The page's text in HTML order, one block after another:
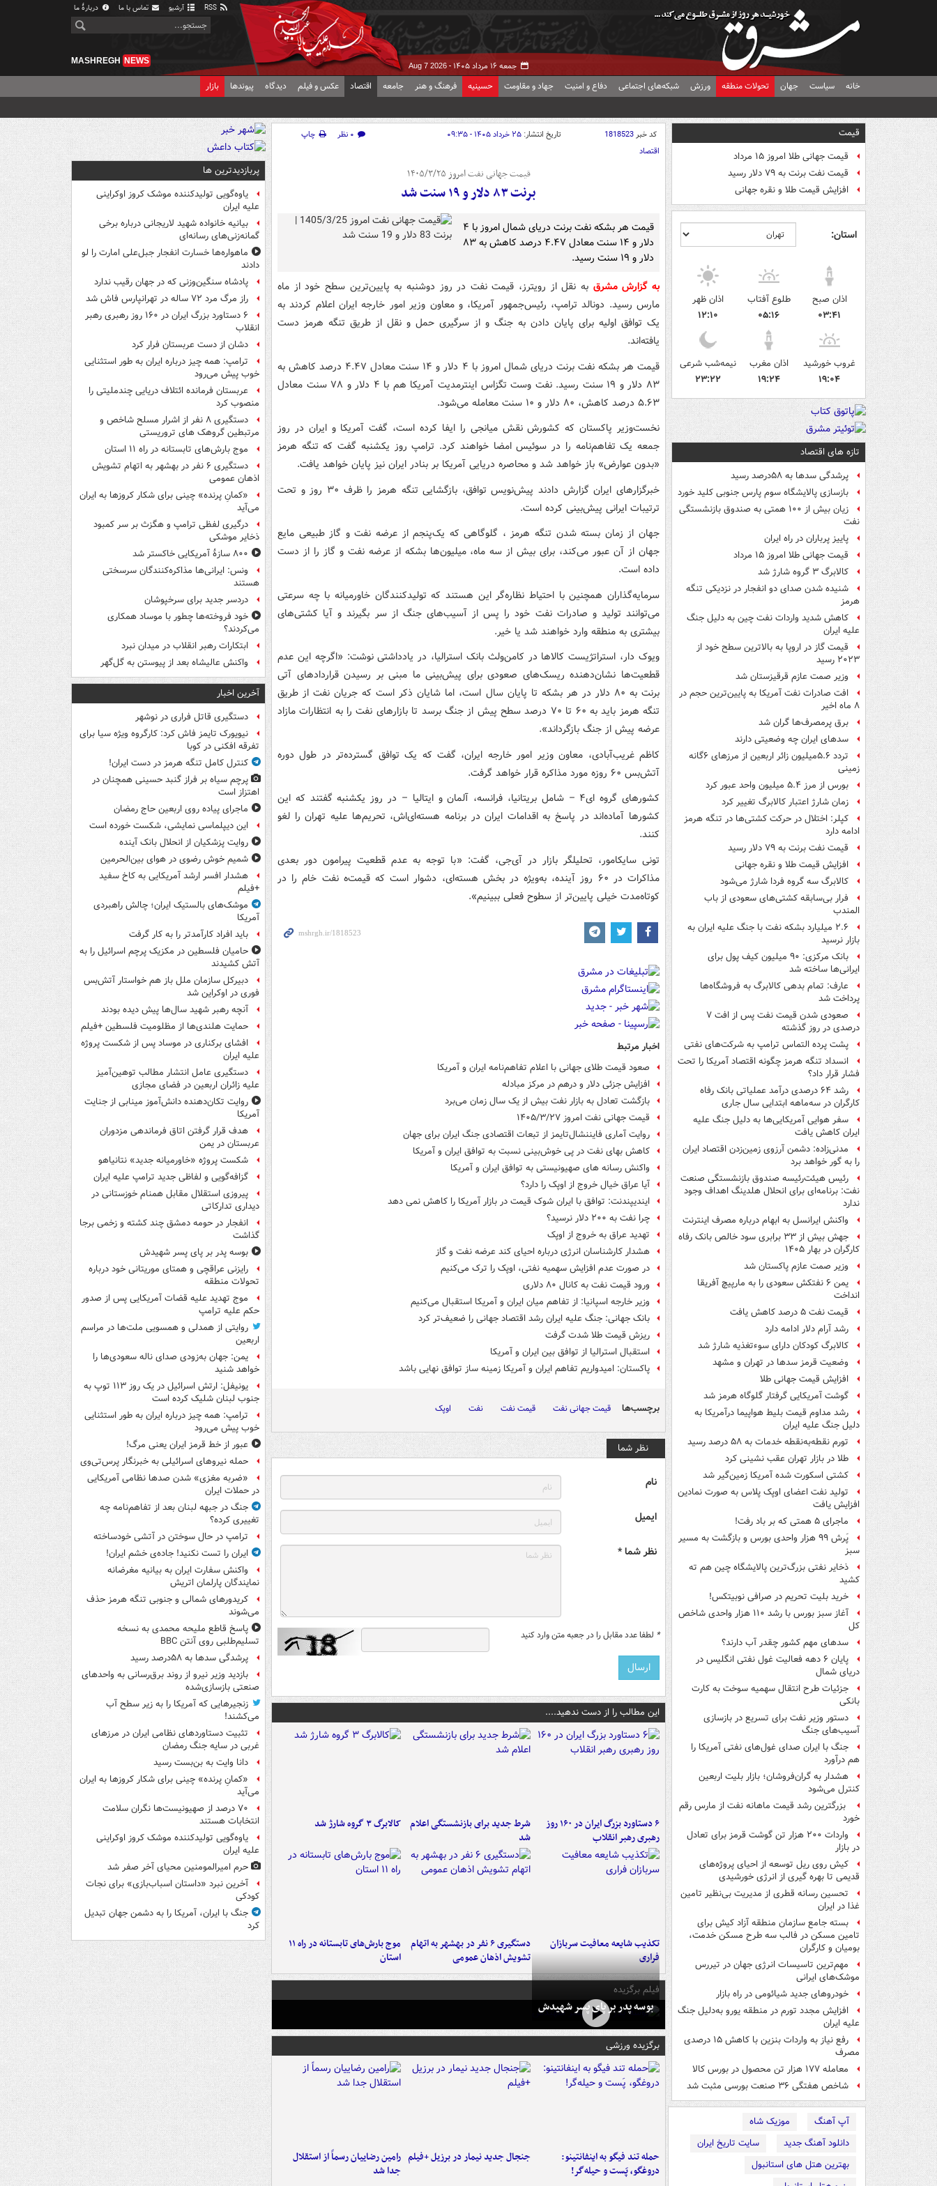
آرشیو تماس با ما دربارهٔ ما
جمعه ۱۶ مرداد ۱۴۰۵ - Aug 7 2026
MASHREGH NEWS
خانه سیاست جهان تحولات منطقه ورزش شبکه‌های اجتماعی دفاع و امنیت جهاد و مقاومت حسینیه فرهنگ و هنر جامعه اقتصاد عکس و فیلم دیدگاه پیوندها بازار
قیمت
قیمت جهانی طلا امروز ۱۵ مرداد
قیمت نفت برنت به ۷۹ دلار رسید
افزایش قیمت طلا و نقره جهانی
استان:
اذان صبح
۰۳:۴۱
طلوع آفتاب
۰۵:۱۶
اذان ظهر
۱۲:۱۰
غروب خورشید
۱۹:۰۴
اذان مغرب
۱۹:۲۴
نیمه‌شب شرعی
۲۳:۲۲
تازه های اقتصاد
پرشدگی سدها به ۵۸درصد رسید
بازسازی پالایشگاه سوم پارس جنوبی کلید خورد
زیان بیش از ۱۰۰ همتی به صندوق‌ بازنشستگی
نفت
پاییز پرباران در راه ایران
قیمت جهانی طلا امروز ۱۵ مرداد
کالابرگ ۳ گروه شارژ شد
شنیده شدن صدای دو انفجار در نزدیکی تنگه
هرمز
کاهش شدید واردات نفت چین به دلیل جنگ
علیه ایران
قیمت گاز در اروپا به بالاترین سطح خود از
۲۰۲۳ رسید
وزیر صمت عازم قرقیزستان شد
افت صادرات نفت آمریکا به پایین‌ترین حجم در
۸ ماه اخیر
برق پرمصرف‌ها گران شد
سدهای ایران چه وضعیتی دارند
تردد ۵.۶میلیون زائر اربعین از مرزهای ۶گانه
زمینی
بورس از مرز ۵.۴ میلیون واحد عبور کرد
زمان شارژ اعتبار کالابرگ تغییر کرد
کپلر: اختلال در حرکت کشتی‌ها در تنگه هرمز
ادامه دارد
قیمت نفت برنت به ۷۹ دلار رسید
افزایش قیمت طلا و نقره جهانی
کالابرگ سه گروه فردا شارژ می‌شود
فرار بی‌سابقه کشتی‌های سعودی از باب
المندب
۲.۶ میلیارد بشکه نفت با جنگ علیه ایران به
بازار نرسید
بانک مرکزی: ۹۰ میلیون کیف پول برای
ایرانی‌ها ساخته شد
عارف: تمام بدهی کالابرگ به فروشگاه‌ها
پرداخت شد
صعودی شدن قیمت نفت پس از افت ۷
درصدی در روز گذشته
پشت پرده التماس ترامپ به شرکت‌های نفتی
انسداد تنگه هرمز چگونه اقتصاد آمریکا را تحت
فشار قرار داد؟
رشد ۶۴ درصدی درآمد عملیاتی بانک رفاه
کارگران در سه‌ماهه ابتدایی سال جاری
سفر هوایی آمریکایی‌ها به دلیل جنگ علیه
ایران کاهش یافت
مدنی‌زاده: دشمن آرزوی زمین‌زدن اقتصاد ایران
را به گور خواهد برد
رئیس هیئت‌رئیسه صندوق بازنشستگی صنعت
نفت: برنامه‌ای برای انحلال هلدینگ اهداف وجود
ندارد
واکنش ایرانسل به ابهام درباره مصرف اینترنت
جهش بیش از ۳۳ برابری سود خالص بانک رفاه
کارگران در بهار ۱۴۰۵
وزیر صمت عازم پاکستان شد
یمن ۶ نفتکش سعودی را به مارپیچ آفریقا
انداخت
قیمت نفت ۵ درصد کاهش یافت
رشد آرام دلار ادامه دارد
کالابرگ کودکان دارای سوءتغذیه شارژ شد
وضعیت قرمز سدها در تهران و مشهد
افزایش قیمت جهانی طلا
گوشت آمریکایی گرفتار گلوگاه هرمز شد
رشد مداوم قیمت بلیط هواپیما درآمریکا به
دلیل جنگ علیه ایران
تورم نقطه‌به‌نقطه خدمات به ۵۸ درصد رسید
طلا در بازار تهران عقب نشینی کرد
کشتی اسکورت شده آمریکا زمین‌گیر شد
تولید نفت اعضای اوپک پلاس به صورت نمادین
افزایش یافت
ماجرای ۵ همتی که بر باد رفت!
پَرش ۹۹ هزار واحدی بورس و بازگشت به مسیر
سبز
ذخایر نفتی بزرگ‌ترین پالایشگاه چین هم ته
کشید
خرید بلیت تحریم در صرافی نوبیتکس!
آغاز سبز بورس با رشد ۱۱۰ هزار واحدی شاخص
کل
سدهای مهم کشور چقدر آب دارند؟
پایان ۶ دهه فعالیت غول نفتی انگلیس در
دریای شمال
جزئیات طرح انتقال سهمیه سوخت به کارت
بانکی
دستور وزیر نفت برای تسریع در بازسازی
آسیب‌های جنگ
جنگ با ایران صدای غول‌های نفتی آمریکا را
هم درآورد
هشدار به گران‌فروشان؛ بازار بلیت اربعین
کنترل می‌شود
بزرگترین رشد قیمت ماهانه نفت از مارس رقم
خورد
واردات ۲۰۰ هزار تن گوشت قرمز برای تعادل
در بازار
کیش روی ریل توسعه از احیای پروژه‌های
قدیمی تا بهره گیری از انرژی خورشیدی
تحسین رسانه قطری از مدیریت بی‌نظیر تامین
غذا در ایران
بسته جامع سازمان منطقه آزاد کیش برای
تامین مسکن در فالب سه طرح مسکن خدمت،
بومیان و کارگران
مهم‌ترین تاسیسات انرژی جهان در تیررس
موشک‌های ایرانی
خودروهای جدید شیائومی در راه بازار
افزایش مجدد تورم در منطقه یورو به‌دلیل جنگ
علیه ایران
رفع نیاز به واردات بنزین با کاهش ۱۵ درصدی
مصرف
معامله ۱۷۷ هزار تن محصول در بورس کالا
شاخص‌ هفتگی ۳۶ صنعت بورسی مثبت شد
آپ آهنگ
موزیک شاه
دانلود آهنگ جدید
سایت تاریخ ایران
بهترین هتل های استانبول
کد خبر1818523 تاریخ انتشار: ۲۵ خرداد ۱۴۰۵ - ۰۹:۳۵ ۰ نظر
چاپ
اقتصاد
قیمت جهانی نفت امروز ۱۴۰۵/۳/۲۵
برنت ۸۳ دلار و ۱۹ سنت شد
قیمت هر بشکه نفت برنت دریای شمال امروز با ۴
دلار و ۱۴ سنت معادل ۴.۴۷ درصد کاهش به ۸۳
دلار و ۱۹ سنت رسید.
به گزارش مشرق به نقل از رویترز، قیمت‌ نفت در روز دوشنبه به پایین‌ترین سطح خود از ماه
مارس رسید. دونالد ترامپ، رئیس‌جمهور آمریکا، و معاون وزیر امور خارجه ایران اعلام کردند به
یک توافق اولیه برای پایان دادن به جنگ و از سرگیری حمل و نقل از طریق تنگه هرمز دست
یافته‌اند.
قیمت هر بشکه نفت برنت دریای شمال امروز با ۴ دلار و ۱۴ سنت معادل ۴.۴۷ درصد کاهش به
۸۳ دلار و ۱۹ سنت رسید. نفت وست تگزاس اینترمدیت آمریکا هم با ۴ دلار و ۷۸ سنت معادل
۵.۶۳ درصد کاهش، ۸۰ دلار و ۱۰ سنت معامله می‌شود.
نخست‌وزیر پاکستان که کشورش نقش میانجی را ایفا کرده است، گفت آمریکا و ایران در روز
جمعه یک تفاهم‌نامه را در سوئیس امضا خواهند کرد. ترامپ روز یکشنبه گفت که تنگه هرمز
«بدون عوارض» باز خواهد شد و محاصره دریایی آمریکا بر بنادر ایران نیز پایان خواهد یافت.
خبرگزارهای ایران گزارش دادند پیش‌نویس توافق، بازگشایی تنگه هرمز را ظرف ۳۰ روز و تحت
ترتیبات ایرانی پیش‌بینی کرده است.
جهان از زمان بسته شدن تنگه هرمز ، گلوگاهی که یک‌پنجم از عرضه نفت و گاز طبیعی مایع
جهان از آن عبور می‌کند، برای بیش از سه ماه، میلیون‌ها بشکه از عرضه نفت و گاز را از دست
داده است.
سرمایه‌گذاران همچنین با احتیاط نظاره‌گر این هستند که تولیدکنندگان خاورمیانه با چه سرعتی
می‌توانند تولید و صادرات نفت خود را پس از آسیب‌های جنگ از سر بگیرند و آیا کشتی‌های
بیشتری به منطقه وارد خواهند شد یا خیر.
ویوک دار، استراتژیست کالاها در کامن‌ولث بانک استرالیا، در یادداشتی نوشت: «اگرچه این عدم
قطعیت‌ها نشان‌دهنده ریسک‌های صعودی برای پیش‌بینی ما مبنی بر رسیدن قراردادهای آتی
برنت به ۸۰ دلار در هر بشکه تا پایان سال است، اما شایان ذکر است که جریان نفت از طریق
تنگه هرمز باید به ۶۰ تا ۷۰ درصد سطح پیش از جنگ برسد تا بازارهای نفت را به انتظارات مازاد
عرضه پیش از جنگ بازگرداند».
کاظم غریب‌آبادی، معاون وزیر امور خارجه ایران، گفت که یک توافق گسترده‌تر در طول دوره
آتش‌بس ۶۰ روزه مورد مذاکره قرار خواهد گرفت.
کشورهای گروه ای۴ – شامل بریتانیا، فرانسه، آلمان و ایتالیا – در روز یکشنبه گفتند که این
کشورها آماده‌اند در پاسخ به اقدامات ایران در برنامه هسته‌ای‌اش، تحریم‌ها علیه تهران را لغو
کنند.
تونی سایکامور، تحلیلگر بازار در آی‌جی، گفت: «با توجه به عدم قطعیت‌ پیرامون دور بعدی
مذاکرات در ۶۰ روز آینده، به‌ویژه در بخش هسته‌ای، دشوار است که قیمت‌ه نفت خام را در
کوتاه‌مدت خیلی پایین‌تر از سطوح فعلی ببینیم».
اخبار مرتبط
صعود قیمت طلای جهانی با اعلام تفاهم‌نامه ایران و آمریکا
افزایش جزئی دلار و درهم در مرکز مبادله
بازگشت تعادل به بازار نفت بیش از یک سال زمان می‌برد
قیمت جهانی نفت امروز ۱۴۰۵/۳/۲۷
روایت آماری فایننشال‌تایمز از تبعات اقتصادی جنگ ایران برای جهان
کاهش بهای نفت در پی خوش‌بینی نسبت به توافق ایران و آمریکا
واکنش رسانه های صهیونیستی به توافق ایران و آمریکا
آیا عراق خیال خروج از اوپک را دارد؟
ایندیپندنت: توافق با ایران شوک قیمت‌ در بازار آمریکا را کاهش نمی دهد
چرا نفت به ۲۰۰ دلار نرسید؟
تهدید عراق به خروج از اوپک
هشدار کارشناسان انرژی درباره احیای کند عرضه نفت و گاز
در صورت عدم افزایش سهمیه نفتی، اوپک را ترک می‌کنیم
ورود قیمت نفت به کانال ۸۰ دلاری
وزیر خارجه اسپانیا: از تفاهم میان ایران و آمریکا استقبال می‌کنیم
بانک جهانی: جنگ علیه ایران رشد اقتصاد جهانی را ضعیف‌تر کرد
ریزش قیمت طلا شدت گرفت
استقبال استرالیا از توافق بین ایران و آمریکا
پاکستان: امیدواریم تفاهم ایران و آمریکا زمینه ساز توافق نهایی باشد
برچسب‌ها قیمت جهانی نفت قیمت نفت نفت اوپک
نظر شما
نام
ایمیل
نظر شما *
* لطفا عدد مقابل را در جعبه متن وارد کنید
این مطالب را از دست ندهید....
۶ دستاورد بزرگ ایران در ۱۶۰ روز
رهبری رهبر انقلاب
شرط جدید برای بازنشستگی اعلام
شد
کالابرگ ۳ گروه شارژ شد
تکذیب شایعه معافیت سربازان
فراری
دستگیری ۶ نفر در بهشهر به اتهام
تشویش اذهان عمومی
موج بارش‌های تابستانه در راه ۱۱
استان
فیلم برگزیده
بوسه‌ پدر بر پای پسر شهیدش
برگزیده ورزشی
حمله تند فیگو به اینفانتینو:
دروغگو، پَست‌ و حیله‌گر!
جنجال جدید نیمار در برزیل +فیلم رامین رضاییان رسماً از استقلال
جدا شد
پربازدیدترین ها
یاوه‌گویی تولیدکننده موشک کروز اوکراینی
علیه ایران
بیانیه خانواده شهید لاریجانی درباره برخی
گمانه‌زنی‌های رسانه‌ای
ماهواره‌ها خسارت انفجار جبل‌علی امارت را لو
دادند
پادشاه سنگین‌وزنی که در جهان رقیب ندارد
راز مرگ مرد ۷۲ ساله در تهرانپارس فاش شد
۶ دستاورد بزرگ ایران در ۱۶۰ روز رهبری رهبر
انقلاب
دشان از دست عربستان فرار کرد
ترامپ: همه چیز درباره ایران به طور استثنایی
خوب پیش می‌رود
عربستان فرمانده ائتلاف دریایی چندملیتی را
منصوب کرد
دستگیری ۸ نفر از اشرار مسلح شاخص و
مرتبطین گروهک های تروریستی
موج بارش‌های تابستانه در راه ۱۱ استان
دستگیری ۶ نفر در بهشهر به اتهام تشویش
اذهان عمومی
«کمانِ پرنده» چینی برای شکار کروزها به ایران
می‌آید
درگیری لفظی ترامپ و هگزث بر سر کمبود
ذخایر موشکی
۸۰۰ سازۀ آمریکایی خاکستر شد
ونس: ایرانی‌ها مذاکره‌کنندگان سرسختی
هستند
دردسر جدید برای سرخپوشان
خود فروخته‌ها چطور با موساد همکاری
می‌کردند؟
ابتکارات رهبر انقلاب در میدان نبرد
واکنش عالیشاه بعد از پیوستن به گل‌گهر
آخرین اخبار
دستگیری قاتل فراری در نوشهر
نیویورک تایمز فاش کرد: کارگروه ویژه سیا برای
تفرقه افکنی در کوبا
کنترل کامل تنگه هرمز در دست ایران!
پرچم سیاه بر فراز گنبد حسینی همچنان در
اهتزاز است
ماجرای پیاده روی اربعین حاج رمضان
این دیپلماسی نمایشی، شکست خورده است
روایت پزشکیان از انحلال بانک آینده
شمیم خوش رضوی در هوای بین‌الحرمین
هشدار افسر ارشد آمریکایی به کاخ سفید
+فیلم
موشک‌های بالستیک ایران؛ چالش راهبردی
آمریکا
باید افراد کارآمدتر را به کار گرفت
حامیان فلسطین در مکزیک پرچم اسرائیل را به
آتش کشیدند
دبیرکل سازمان ملل باز هم خواستار آتش‌بس
فوری در اوکراین شد
آنچه رهبر شهید سال‌ها پیش دیده بودند
حمایت هلندی‌ها از مظلومیت فلسطین +فیلم
افشای برکناری در موساد پس از شکست پروژه
علیه ایران
دستگیری عامل انتشار مطالب توهین‌آمیز
علیه زائران اربعین در فضای مجازی
روایت تکان‌دهنده دانش‌آموز مینابی از جنایت
آمریکا
هدف قرار گرفتن اتاق‌ فرماندهی مزدوران
عربستان در یمن
شکست پروژه «خاورمیانه جدید» نتانیاهو
گزافه‌گویی و لفاظی جدید ترامپ علیه ایران
پیروزی استقلال مقابل همنام خوزستانی در
دیداری تدارکاتی
انفجار در حومه دمشق چند کشته و زخمی برجا
گذاشت
بوسه‌ پدر بر پای پسر شهیدش
رایزنی عراقچی و همتای موریتانی خود درباره
تحولات منطقه
موج تهدید علیه قضات آمریکایی پس از صدور
حکم علیه ترامپ
روایتی از همدلی و همسویی ملت‌ها در مراسم
اربعین
یمن: جهان به‌زودی صدای ناله سعودی‌ها را
خواهد شنید
یونیفل: ارتش اسرائیل در یک روز ۱۱۳ توپ به
جنوب لبنان شلیک کرده است
ترامپ: همه چیز درباره ایران به طور استثنایی
خوب پیش می‌رود
عبور از خط قرمز ایران یعنی مرگ!
حمله نیروهای اسرائیلی به خبرنگار پرس‌تی‌وی
«ضربه مغزی» شدن صدها نظامی آمریکایی
در حملات ایران
جنگ در جبهه لبنان بعد از تفاهم‌نامه چه
تغییری کرده؟
ترامپ در حال سوختن در آتشی خودساخته
ایران را تست نکنید! جاده‌ی خشم ایران!
واکنش سفارت ایران به بیانیه مغرضانه
نمایندگان پارلمان اتریش
کریدورهای شمالی و جنوبی تنگه هرمز حذف
می‌شوند
پاسخ قاطع ملیحه محمدی به نسخه
تسلیم‌طلبی روی آنتن BBC
پرشدگی سدها به ۵۸درصد رسید
بازدید وزیر نیرو از روند برق‌رسانی به واحدهای
صنعتی بازسازی‌شده
زنجیرهایی که آمریکا را به زیر سطح آب
می‌کشند!
تثبیت دستاوردهای نظامی ایران در مرزهای
غربی در سایه جنگ رمضان
دانا وایت به بن‌بست رسید
«کمانِ پرنده» چینی برای شکار کروزها به ایران
می‌آید
۷۰ درصد از صهیونیست‌ها نگران سلامت
انتخابات هستند
یاوه‌گویی تولیدکننده موشک کروز اوکراینی
علیه ایران
حرم امیرالمومنین محیای آخر صفر شد
آخرین نبرد «داستان اسباب‌بازی» برای نجات
کودکی
جنگ با ایران، آمریکا را به دشمن جهان تبدیل
کرد